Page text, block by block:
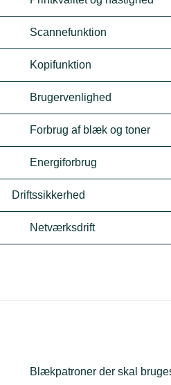
Scannefunktion
Kopifunktion
Brugervenlighed
Forbrug af blæk og toner
Energiforbrug
Driftssikkerhed
Netværksdrift
Blækpatroner der skal